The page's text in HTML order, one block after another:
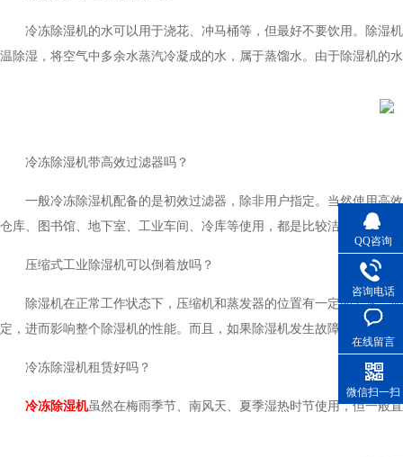
冷冻除湿机的水可以用于浇花、冲马桶等，但最好不要饮用。除
温除湿，将空气中多余水蒸汽冷凝成的水，属于蒸馏水。由于除湿机
冷冻除湿机带高效过滤器吗？
一般冷冻除湿机配备的是初效过滤器，除非用户指定。当然使用高
仓库、图书馆、地下室、工业车间、冷库等使用，都是比较洁净
压缩式工业除湿机可以倒着放吗？
除湿机在正常工作状态下，压缩机和蒸发器的位置有一定的要求
定，进而影响整个除湿机的性能。而且，如果除湿机发生故障，倒置
冷冻除湿机租赁好吗？
冷冻除湿机虽然在梅雨季节、南风天、夏季湿热时节使用，但一
QQ咨询
咨询电话
在线留言
微信扫一扫